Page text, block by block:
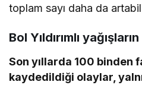
toplam sayı daha da
Bol Yıldırımlı
Son yıllarda 100 binden
kaydedildiği olaylar,